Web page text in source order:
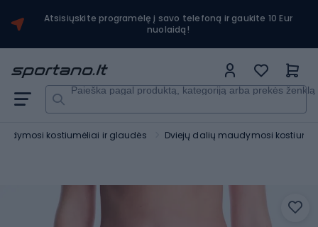
Atsisiųskite programėlę į savo telefoną ir gaukite 10 Eur
nuolaidą!
Paieška pagal produktą, kategoriją arba prekės ženklą
kostiumėliai ir glaudės Dviejų dalių maudymosi